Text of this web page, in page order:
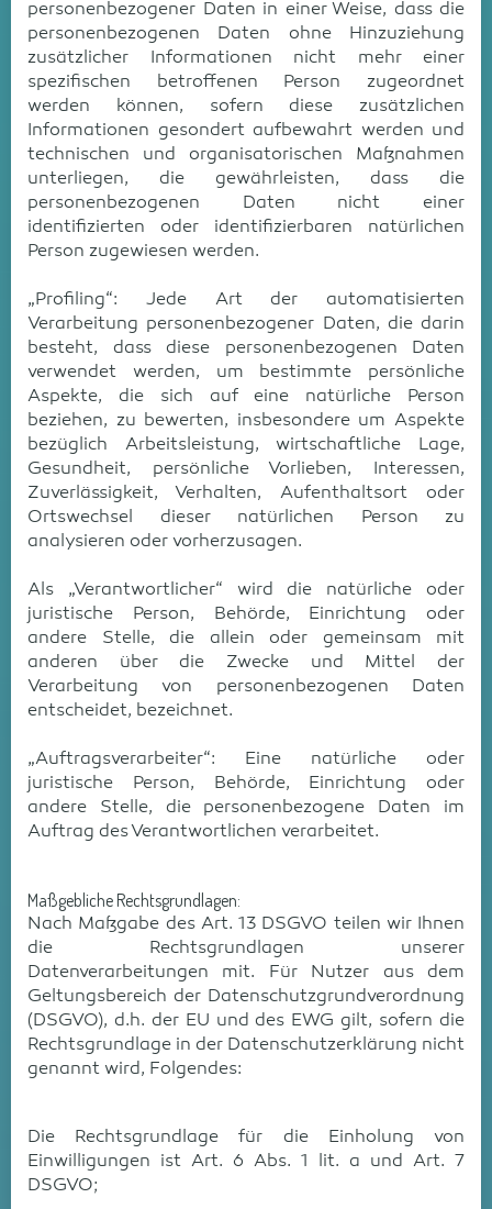
personenbezogener Daten in einer Weise, dass die
personenbezogenen Daten ohne Hinzuziehung
zusätzlicher Informationen nicht mehr einer
spezifischen betroffenen Person zugeordnet
werden können, sofern diese zusätzlichen
Informationen gesondert aufbewahrt werden und
technischen und organisatorischen Maßnahmen
unterliegen, die gewährleisten, dass die
personenbezogenen Daten nicht einer
identifizierten oder identifizierbaren natürlichen
Person zugewiesen werden.
„Profiling“: Jede Art der automatisierten
Verarbeitung personenbezogener Daten, die darin
besteht, dass diese personenbezogenen Daten
verwendet werden, um bestimmte persönliche
Aspekte, die sich auf eine natürliche Person
beziehen, zu bewerten, insbesondere um Aspekte
bezüglich Arbeitsleistung, wirtschaftliche Lage,
Gesundheit, persönliche Vorlieben, Interessen,
Zuverlässigkeit, Verhalten, Aufenthaltsort oder
Ortswechsel dieser natürlichen Person zu
analysieren oder vorherzusagen.
Als „Verantwortlicher“ wird die natürliche oder
juristische Person, Behörde, Einrichtung oder
andere Stelle, die allein oder gemeinsam mit
anderen über die Zwecke und Mittel der
Verarbeitung von personenbezogenen Daten
entscheidet, bezeichnet.
„Auftragsverarbeiter“: Eine natürliche oder
juristische Person, Behörde, Einrichtung oder
andere Stelle, die personenbezogene Daten im
Auftrag des Verantwortlichen verarbeitet.
Maßgebliche Rechtsgrundlagen:
Nach Maßgabe des Art. 13 DSGVO teilen wir Ihnen
die Rechtsgrundlagen unserer
Datenverarbeitungen mit. Für Nutzer aus dem
Geltungsbereich der Datenschutzgrundverordnung
(DSGVO), d.h. der EU und des EWG gilt, sofern die
Rechtsgrundlage in der Datenschutzerklärung nicht
genannt wird, Folgendes:
Die Rechtsgrundlage für die Einholung von
Einwilligungen ist Art. 6 Abs. 1 lit. a und Art. 7
DSGVO;